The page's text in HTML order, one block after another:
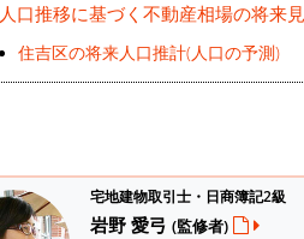
人口推移に基づく不動産相場の将来
住吉区の将来人口推計(人口の予測)
宅地建物取引士・日商簿記2級
岩野 愛弓 (監修者)